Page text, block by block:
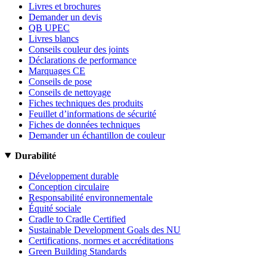
Livres et brochures
Demander un devis
QB UPEC
Livres blancs
Conseils couleur des joints
Déclarations de performance
Marquages CE
Conseils de pose
Conseils de nettoyage
Fiches techniques des produits
Feuillet d’informations de sécurité
Fiches de données techniques
Demander un échantillon de couleur
Durabilité
Développement durable
Conception circulaire
Responsabilité environnementale
Équité sociale
Cradle to Cradle Certified
Sustainable Development Goals des NU
Certifications, normes et accréditations
Green Building Standards